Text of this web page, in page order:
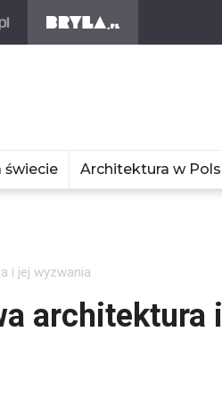
świecie Architektura w
i jej wyzwania
architektura